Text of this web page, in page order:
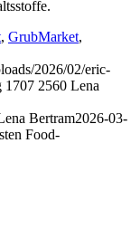
, GrubMarket,
2026/02/eric-
1707 2560 Lena
Bertram2026-03-
Food-